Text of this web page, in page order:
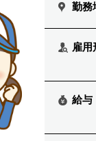
勤務
雇用
給与